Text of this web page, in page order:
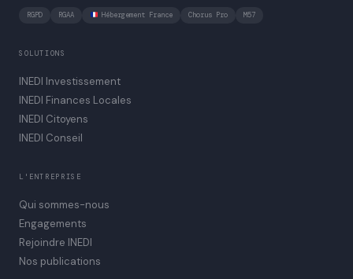
RGPD RGAA Hébergement France Chorus Pro M57
SOLUTIONS
INEDI Investissement
INEDI Finances Locales
INEDI Citoyens
INEDI Conseil
L'ENTREPRISE
Qui sommes-nous
Engagements
Rejoindre INEDI
Nos publications